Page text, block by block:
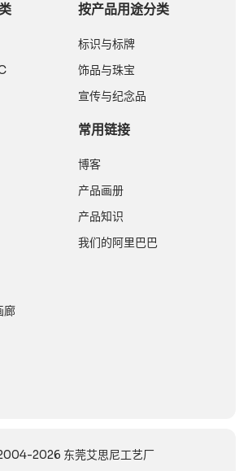
按产品用途分类
标识与标牌
饰品与珠宝
宣传与纪念品
常用链接
博客
产品画册
产品知识
我们的阿里巴巴
廊
2026 东莞艾思尼工艺厂